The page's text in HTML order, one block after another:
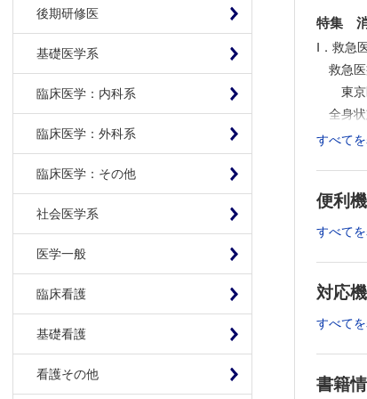
後期研修医
基礎医学系
臨床医学：内科系
臨床医学：外科系
臨床医学：その他
社会医学系
医学一般
臨床看護
基礎看護
看護その他
特集 消
Ⅰ．救急
救急
東
全身
愛
Ⅱ．緊急
食道
福
異物
上部
多
すべて
便利
すべて
対応
すべて
書籍